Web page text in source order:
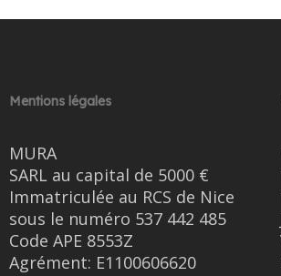
Mentions légales
MURA
SARL au capital de 5000 €
Immatriculée au RCS de Nice
sous le numéro 537 442 485
Code APE 8553Z
Agrément: E1100606620